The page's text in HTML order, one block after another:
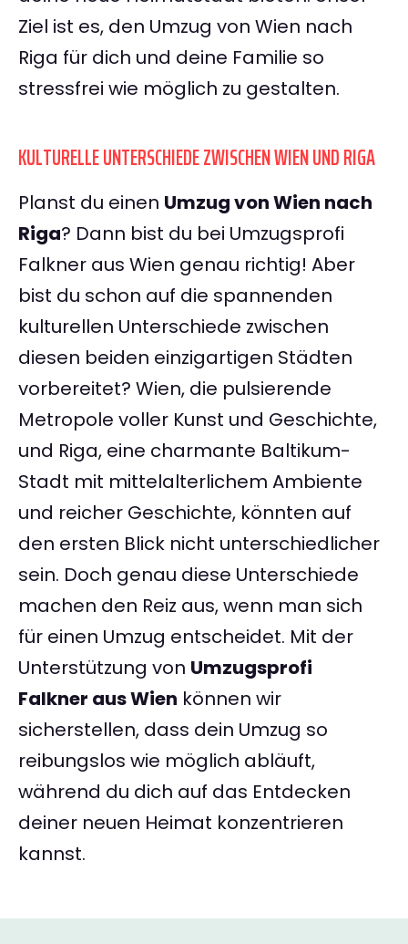
Ziel ist es, den Umzug von Wien nach
Riga für dich und deine Familie so
stressfrei wie möglich zu gestalten.
KULTURELLE UNTERSCHIEDE ZWISCHEN WIEN UND RIGA
Planst du einen Umzug von Wien nach
Riga? Dann bist du bei Umzugsprofi
Falkner aus Wien genau richtig! Aber
bist du schon auf die spannenden
kulturellen Unterschiede zwischen
diesen beiden einzigartigen Städten
vorbereitet? Wien, die pulsierende
Metropole voller Kunst und Geschichte,
und Riga, eine charmante Baltikum-
Stadt mit mittelalterlichem Ambiente
und reicher Geschichte, könnten auf
den ersten Blick nicht unterschiedlicher
sein. Doch genau diese Unterschiede
machen den Reiz aus, wenn man sich
für einen Umzug entscheidet. Mit der
Unterstützung von Umzugsprofi
Falkner aus Wien können wir
sicherstellen, dass dein Umzug so
reibungslos wie möglich abläuft,
während du dich auf das Entdecken
deiner neuen Heimat konzentrieren
kannst.